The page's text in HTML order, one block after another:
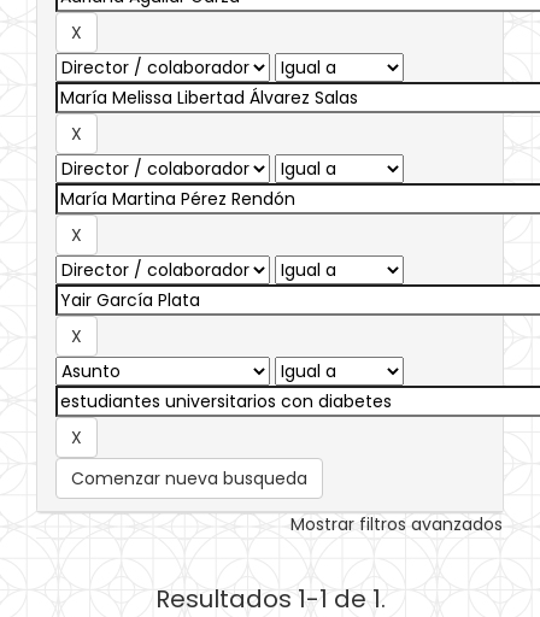
Comenzar nueva busqueda
Mostrar filtros avanzados
Resultados 1-1 de 1.